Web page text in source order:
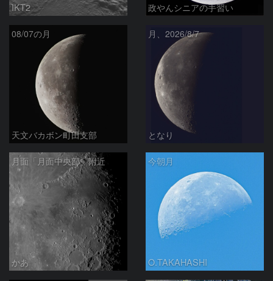
IKT2 政やんシニアの手習い
08/07の月
天文バカボン町田支部
月、2026/8/7
となり
月面「月面中央部」附近
かあ
今朝月
O.TAKAHASHI